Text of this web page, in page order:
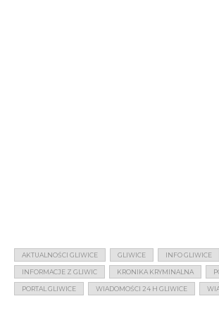
AKTUALNOŚCI GLIWICE GLIWICE INFO GLIWICE
INFORMACJE Z GLIWIC KRONIKA KRYMINALNA
PORTAL GLIWICE WIADOMOŚCI 24 H GLIWICE